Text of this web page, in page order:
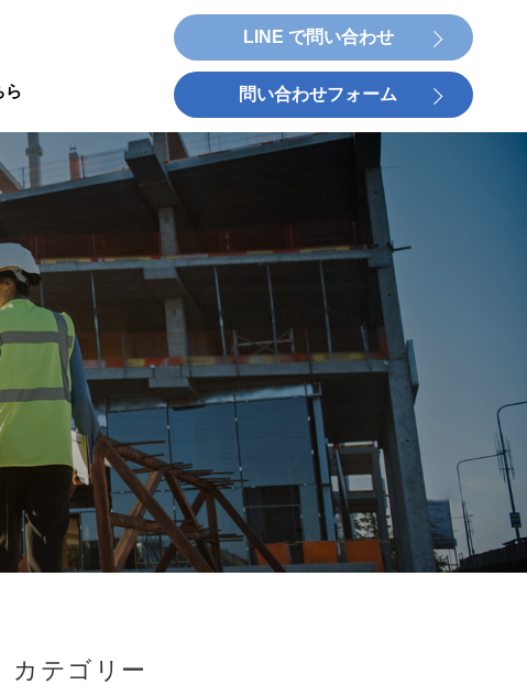
ら
LINE で問い合わせ
問い合わせフォーム
カテゴリー